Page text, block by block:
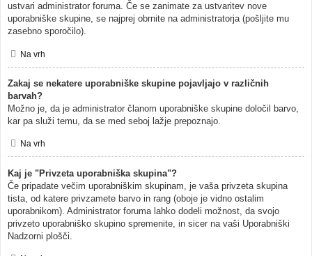
ustvari administrator foruma. Če se zanimate za ustvaritev nove
uporabniške skupine, se najprej obrnite na administratorja (pošljite mu
zasebno sporočilo).
Na vrh
Zakaj se nekatere uporabniške skupine pojavljajo v različnih
barvah?
Možno je, da je administrator članom uporabniške skupine določil barvo,
kar pa služi temu, da se med seboj lažje prepoznajo.
Na vrh
Kaj je "Privzeta uporabniška skupina"?
Če pripadate večim uporabniškim skupinam, je vaša privzeta skupina
tista, od katere privzamete barvo in rang (oboje je vidno ostalim
uporabnikom). Administrator foruma lahko dodeli možnost, da svojo
privzeto uporabniško skupino spremenite, in sicer na vaši Uporabniški
Nadzorni plošči.